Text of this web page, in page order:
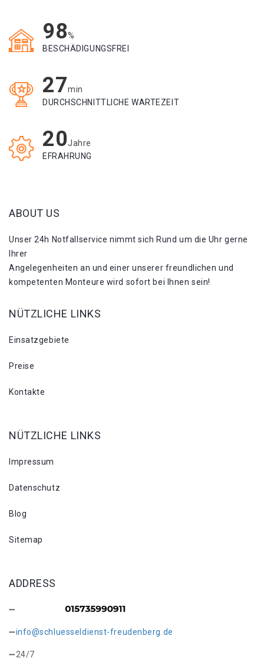
98%
BESCHÄDIGUNGSFREI
27min
DURCHSCHNITTLICHE WARTEZEIT
20Jahre
EFRAHRUNG
ABOUT US
Unser 24h Notfallservice nimmt sich Rund um die Uhr gerne
Ihrer
Angelegenheiten an und einer unserer freundlichen und
kompetenten Monteure wird sofort bei Ihnen sein!
NÜTZLICHE LINKS
Einsatzgebiete
Preise
Kontakte
NÜTZLICHE LINKS
Impressum
Datenschutz
Blog
Sitemap
ADDRESS
info@schluesseldienst-freudenberg.de
24/7